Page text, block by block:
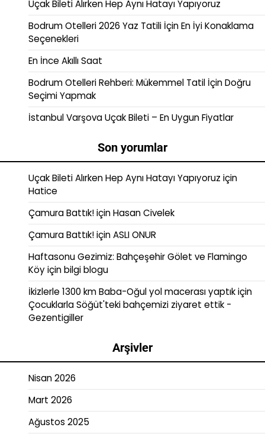
Uçak Bileti Alırken Hep Aynı Hatayı Yapıyoruz
Bodrum Otelleri 2026 Yaz Tatili İçin En İyi Konaklama
Seçenekleri
En İnce Akıllı Saat
Bodrum Otelleri Rehberi: Mükemmel Tatil İçin Doğru
Seçimi Yapmak
İstanbul Varşova Uçak Bileti – En Uygun Fiyatlar
Son yorumlar
Uçak Bileti Alırken Hep Aynı Hatayı Yapıyoruz için
Hatice
Çamura Battık!içinHasan Civelek
Çamura Battık!içinASLI ONUR
Haftasonu Gezimiz: Bahçeşehir Gölet ve Flamingo
Köyiçinbilgi blogu
İkizlerle 1300 km Baba-Oğul yol macerası yaptıkiçin
Çocuklarla Söğüt'teki bahçemizi ziyaret ettik -
Gezentigiller
Arşivler
Nisan 2026
Mart 2026
Ağustos 2025